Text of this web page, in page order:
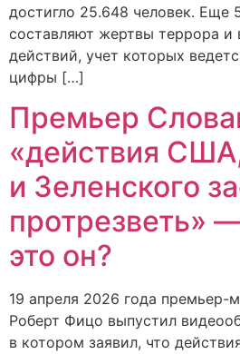
достигло 25.648 человек. Еще
составляют жертвы террора и
действий, учет которых
цифры […]
Премьер
«действия
и Зеленского
протрезветь»
это он?
19 апреля 2026 года премьер-
Роберт Фицо выпустил
в котором заявил, что